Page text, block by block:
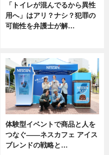
「トイレが混んでるから異性
用へ」はアリ？ナシ？犯罪の
可能性を弁護士が解…
体験型イベントで商品と人を
つなぐ――ネスカフェ アイス
ブレンドの戦略と…